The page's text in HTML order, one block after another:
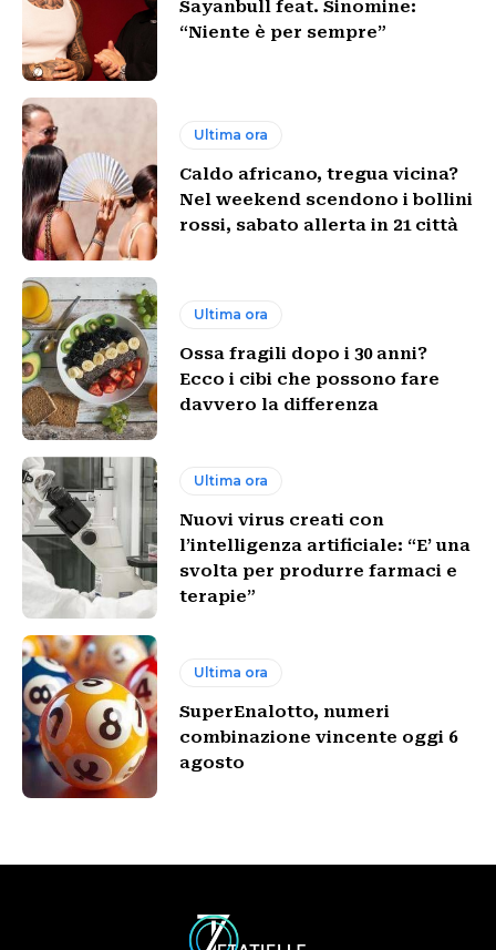
Sayanbull feat. Sinomine:
“Niente è per sempre”
Ultima ora
Caldo africano, tregua vicina?
Nel weekend scendono i bollini
rossi, sabato allerta in 21 città
Ultima ora
Ossa fragili dopo i 30 anni?
Ecco i cibi che possono fare
davvero la differenza
Ultima ora
Nuovi virus creati con
l’intelligenza artificiale: “E’ una
svolta per produrre farmaci e
terapie”
Ultima ora
SuperEnalotto, numeri
combinazione vincente oggi 6
agosto